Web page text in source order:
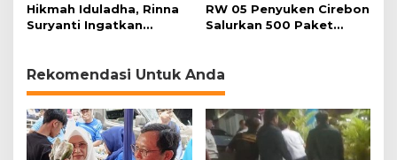
Hikmah Iduladha, Rinna
Suryanti Ingatkan
RW 05 Penyuken Cirebon
Salurkan 500 Paket
Rekomendasi Untuk Anda